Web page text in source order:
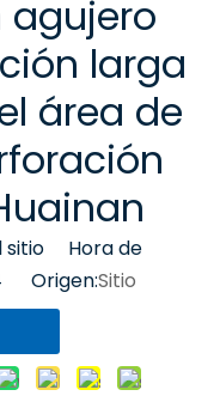
agujero
larga
área de
sitio Hora de
Origen:Sitio